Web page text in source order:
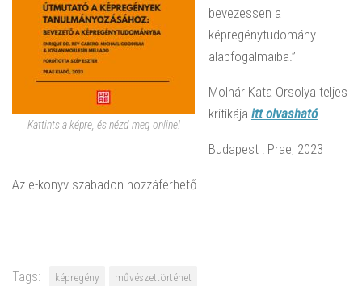
Kattints a képre, és nézd meg online!
bevezessen a
képregénytudomány
alapfogalmaiba.”
Molnár Kata Orsolya teljes
kritikája itt olvasható.
Budapest : Prae, 2023
Az e-könyv szabadon hozzáférhető.
Tags: képregény művészettörténet